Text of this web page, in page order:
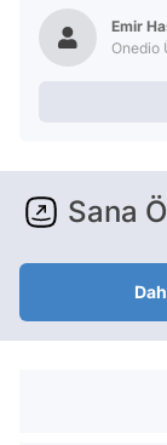
Emir
Onedio
Sana